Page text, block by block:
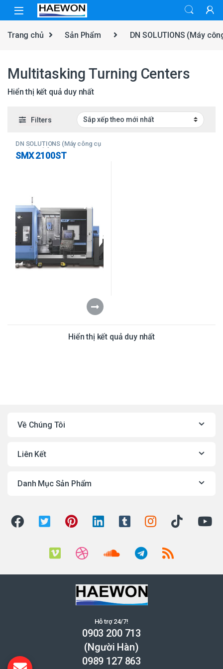
Skip to navigation
Skip to content
Trang chủ Sản Phẩm DN SOLUTIONS (Máy
Multitasking Turning Centers
Hiển thị kết quả duy nhất
Filters
DN SOLUTIONS (Máy công cụ
CNC) ,Multifunctional
Machines ,Multitasking
SMX 2100ST
Hiển thị kết quả duy nhất
Về Chúng Tôi
Liên Kết
Danh Mục Sản Phẩm
Hỗ trợ 24/7!
0903 200 713
(Người Hàn)
0989 127 863